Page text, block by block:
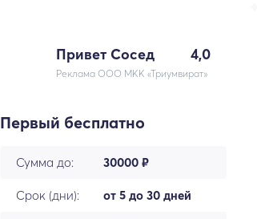
Привет Сосед 4,0
Реклама ООО МКК «Триумвират»
Первый бесплатно
Сумма до: 30000 ₽
Срок (дни): от 5 до 30 дней